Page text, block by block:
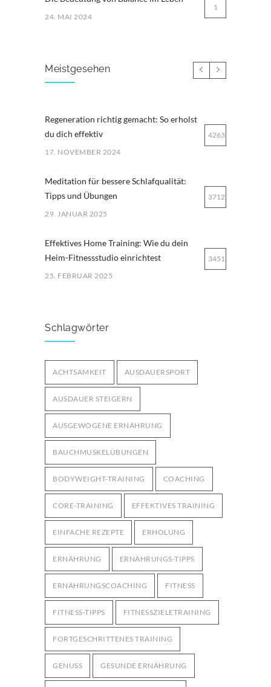
24. MAI 2024
1
Meistgesehen
Regeneration richtig gemacht: So erholst
du dich effektiv
17. NOVEMBER 2024
4263
Meditation für bessere Schlafqualität:
Tipps und Übungen
29. JANUAR 2025
3712
Effektives Home Training: Wie du dein
Heim-Fitnessstudio einrichtest
25. FEBRUAR 2025
3451
Training ohne Geräte
12. OKTOBER 2024
Schlagwörter
ACHTSAMKEIT AUSDAUERSPORT
AUSDAUER STEIGERN
AUSGEWOGENE ERNÄHRUNG
BAUCHMUSKELÜBUNGEN
BODYWEIGHT-TRAINING COACHING
CORE-TRAINING EFFEKTIVES TRAINING
EINFACHE REZEPTE ERHOLUNG
ERNÄHRUNG ERNÄHRUNGS-TIPPS
ERNÄHRUNGSCOACHING FITNESS
FITNESS-TIPPS FITNESSZIELETRAINING
FORTGESCHRITTENES TRAINING
GENUSS GESUNDE ERNÄHRUNG